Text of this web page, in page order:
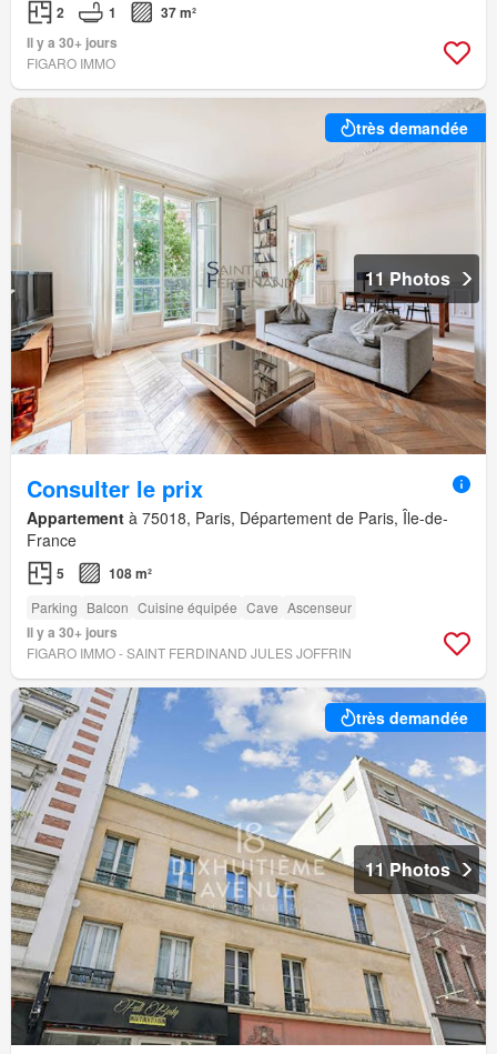
2 1
37 m²
Il y a 30+ jours
FIGARO IMMO
très demandée
11 Photos
Consulter le prix
Appartement à 75018, Paris, Département de Paris, Île-de-
France
5 108 m²
Parking Balcon Cuisine équipée Cave Ascenseur
Il y a 30+ jours
FIGARO IMMO - SAINT FERDINAND JULES JOFFRIN
très demandée
11 Photos